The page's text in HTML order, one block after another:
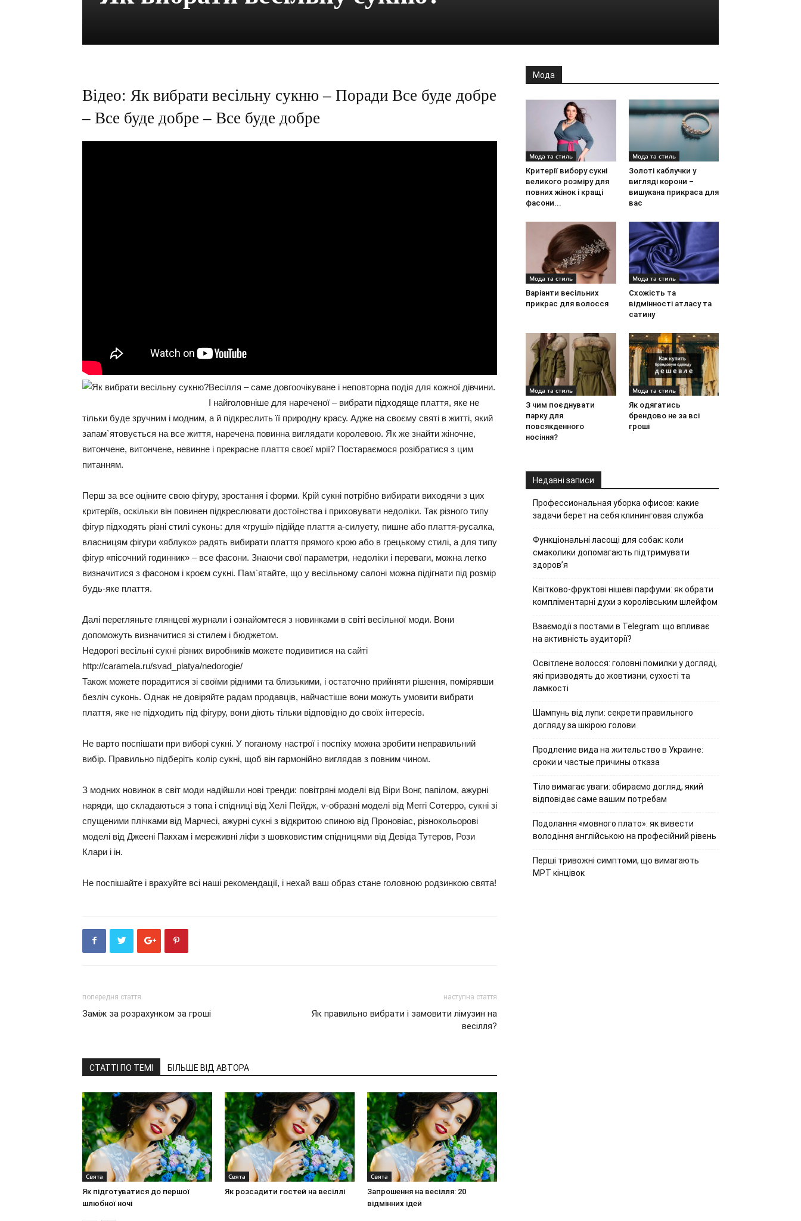
Відео: Як вибрати весільну сукню – Поради Все буде добре
– Все буде добре – Все буде добре
Весілля – саме довгоочікуване і неповторна подія для кожної дівчини.
І найголовніше для нареченої – вибрати підходяще плаття, яке не
тільки буде зручним і модним, а й підкреслить її природну красу. Адже на своєму святі в житті, який
запам`ятовується на все життя, наречена повинна виглядати королевою. Як же знайти жіночне,
витончене, витончене, невинне і прекрасне плаття своєї мрії? Постараємося розібратися з цим
питанням.
Перш за все оціните свою фігуру, зростання і форми. Крій сукні потрібно вибирати виходячи з цих
критеріїв, оскільки він повинен підкреслювати достоїнства і приховувати недоліки. Так різного типу
фігур підходять різні стилі суконь: для «груші» підійде плаття а-силуету, пишне або плаття-русалка,
власницям фігури «яблуко» радять вибирати плаття прямого крою або в грецькому стилі, а для типу
фігур «пісочний годинник» – все фасони. Знаючи свої параметри, недоліки і переваги, можна легко
визначитися з фасоном і кроєм сукні. Пам`ятайте, що у весільному салоні можна підігнати під розмір
будь-яке плаття.
Далі перегляньте глянцеві журнали і ознайомтеся з новинками в світі весільної моди. Вони
допоможуть визначитися зі стилем і бюджетом.
Недорогі весільні сукні різних виробників можете подивитися на сайті
http://caramela.ru/svad_platya/nedorogie/
Також можете порадитися зі своїми рідними та близькими, і остаточно прийняти рішення, помірявши
безліч суконь. Однак не довіряйте радам продавців, найчастіше вони можуть умовити вибрати
плаття, яке не підходить під фігуру, вони діють тільки відповідно до своїх інтересів.
Не варто поспішати при виборі сукні. У поганому настрої і поспіху можна зробити неправильний
вибір. Правильно підберіть колір сукні, щоб він гармонійно виглядав з повним чином.
З модних новинок в світ моди надійшли нові тренди: повітряні моделі від Віри Вонг, папілом, ажурні
наряди, що складаються з топа і спідниці від Хелі Пейдж, v-образні моделі від Меггі Сотерро, сукні зі
спущеними плічками від Марчесі, ажурні сукні з відкритою спиною від Проновіас, різнокольорові
моделі від Джеені Пакхам і мереживні ліфи з шовковистим спідницями від Девіда Тутеров, Рози
Клари і ін.
Не поспішайте і врахуйте всі наші рекомендації, і нехай ваш образ стане головною родзинкою свята!
попередня стаття
Заміж за розрахунком за гроші
наступна стаття
Як правильно вибрати і замовити лімузин на
весілля?
СТАТТІ ПО ТЕМІ БІЛЬШЕ ВІД АВТОРА
Свята
Як підготуватися до першої
шлюбної ночі
Свята
Як розсадити гостей на весіллі
Свята
Запрошення на весілля: 20
відмінних ідей
Мода
Мода та стиль
Критерії вибору сукні
великого розміру для
повних жінок і кращі
фасони...
Мода та стиль
Золоті каблучки у
вигляді корони –
вишукана прикраса для
вас
Мода та стиль
Варіанти весільних
прикрас для волосся
Мода та стиль
Схожість та
відмінності атласу та
сатину
Мода та стиль
З чим поєднувати
парку для
повсякденного
носіння?
Мода та стиль
Як одягатись
брендово не за всі
гроші
Недавні записи
Профессиональная уборка офисов: какие
задачи берет на себя клининговая служба
Функціональні ласощі для собак: коли
смаколики допомагають підтримувати
здоров’я
Квітково-фруктові нішеві парфуми: як обрати
компліментарні духи з королівським шлейфом
Взаємодії з постами в Telegram: що впливає
на активність аудиторії?
Освітлене волосся: головні помилки у догляді,
які призводять до жовтизни, сухості та
ламкості
Шампунь від лупи: секрети правильного
догляду за шкірою голови
Продление вида на жительство в Украине:
сроки и частые причины отказа
Тіло вимагає уваги: обираємо догляд, який
відповідає саме вашим потребам
Подолання «мовного плато»: як вивести
володіння англійською на професійний рівень
Перші тривожні симптоми, що вимагають
МРТ кінцівок